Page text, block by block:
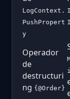
LogContext.
PushPropert
y
Operador
de
destructuri
ng {@Order}